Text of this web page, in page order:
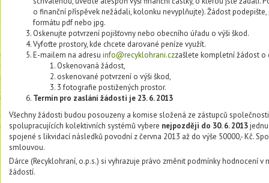
o finanční příspěvek nežádali, kolonku nevyplňujte). Žádost
formátu pdf nebo jpg.
Oskenujte potvrzení pojišťovny nebo obecního úřadu o výši škod.
Vyfoťte prostory, kde chcete darované peníze využít.
E-mailem na adresuinfo@recyklohrani.czzašlete kompletní žádost o
Oskenovaná žádost,
oskenované potvrzení o výši škod,
3 fotografie postižených prostor.
Termín pro zaslání žádosti je 23. 6. 2013
Všechny žádosti budou posouzeny a komise složená ze zástupců
spolupracujících kolektivních systémů vybere nejpozději do 30. 6. 2013
spojené s likvidací následků povodní z června 2013 až do výše 50000,- Kč.
smlouvou.
Dárce (Recyklohraní, o.p.s.) si vyhrazuje právo změnit podmínky hodnocení v
žádostí.